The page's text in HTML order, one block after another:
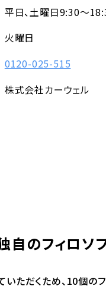
平日、土曜日9:30～
火曜日
0120-025-515
株式会社カーウェル
自のフィロソ
ただくため、10個のフ